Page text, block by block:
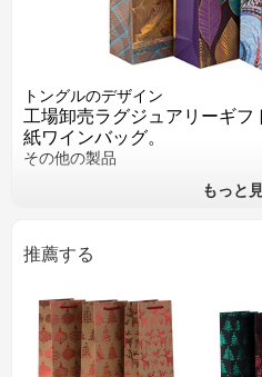
トングルのデザイン
工場卸売ラグジュアリーギ
紙ワインバッグ。
その他の製品
もっと
推薦する